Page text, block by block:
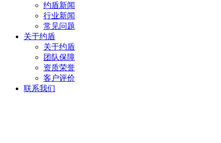
约盾新闻
行业新闻
常见问题
关于约盾
关于约盾
团队保障
资质荣誉
客户评价
联系我们